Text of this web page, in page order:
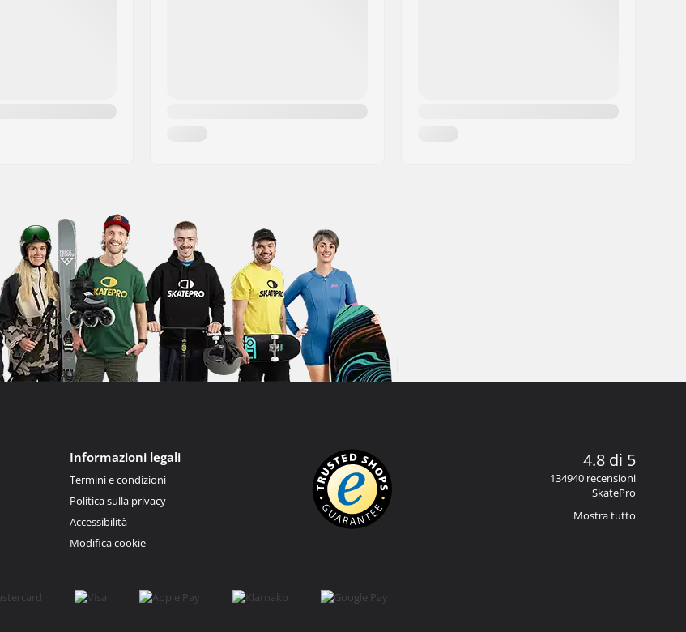
Informazioni legali
Termini e condizioni
Politica sulla privacy
Accessibilità
Modifica cookie
4.8 di 5
134940 recensioni
SkatePro
Mostra tutto